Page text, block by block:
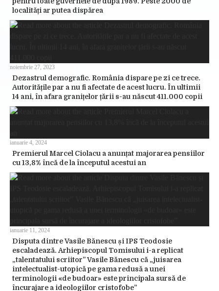
localități ar putea dispărea
Dezastrul demografic. România dispare pe zi ce trece.
Autoritățile par a nu fi afectate de acest lucru. În ultimii
14 ani, în afara granițelor țării s-au născut 411.000 copii
noiembrie 27, 2023
Premierul Marcel Ciolacu a anunțat majorarea pensiilor
cu 13,8% încă de la începutul acestui an
ianuarie 4, 2024
Disputa dintre Vasile Bănescu și IPS Teodosie
escaladează. Arhiepiscopul Tomisului i-a replicat
„talentatului scriitor” Vasile Bănescu că „juisarea
intelectualist-utopică pe gama redusă a unei
terminologii «de budoar» este principala sursă de
încurajare a ideologiilor cristofobe”
ianuarie 11, 2024